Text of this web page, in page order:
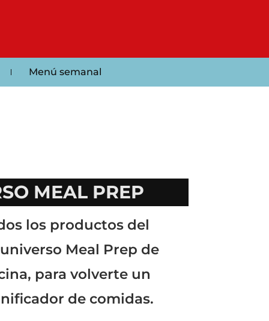
Menú semanal
MEAL PREP
los productos del
Meal Prep de
para volverte un
de comidas.